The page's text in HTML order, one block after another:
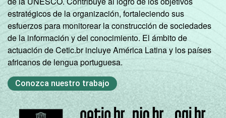
completo
Fundamental
2
incompleto
100,00
Fundamental
2
completo
estratégicos de la organización, fortaleciendo sus
esfuerzos para monitorear la construcción de sociedades
de la información y del conocimiento. El ámbito de
actuación de Cetic.br incluye América Latina y los países
africanos de lengua portuguesa.
Conozca nuestro trabajo